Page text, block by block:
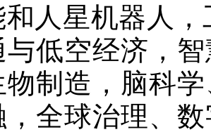
和人星机器人
与低空经济，
制造，脑科
全球治理、